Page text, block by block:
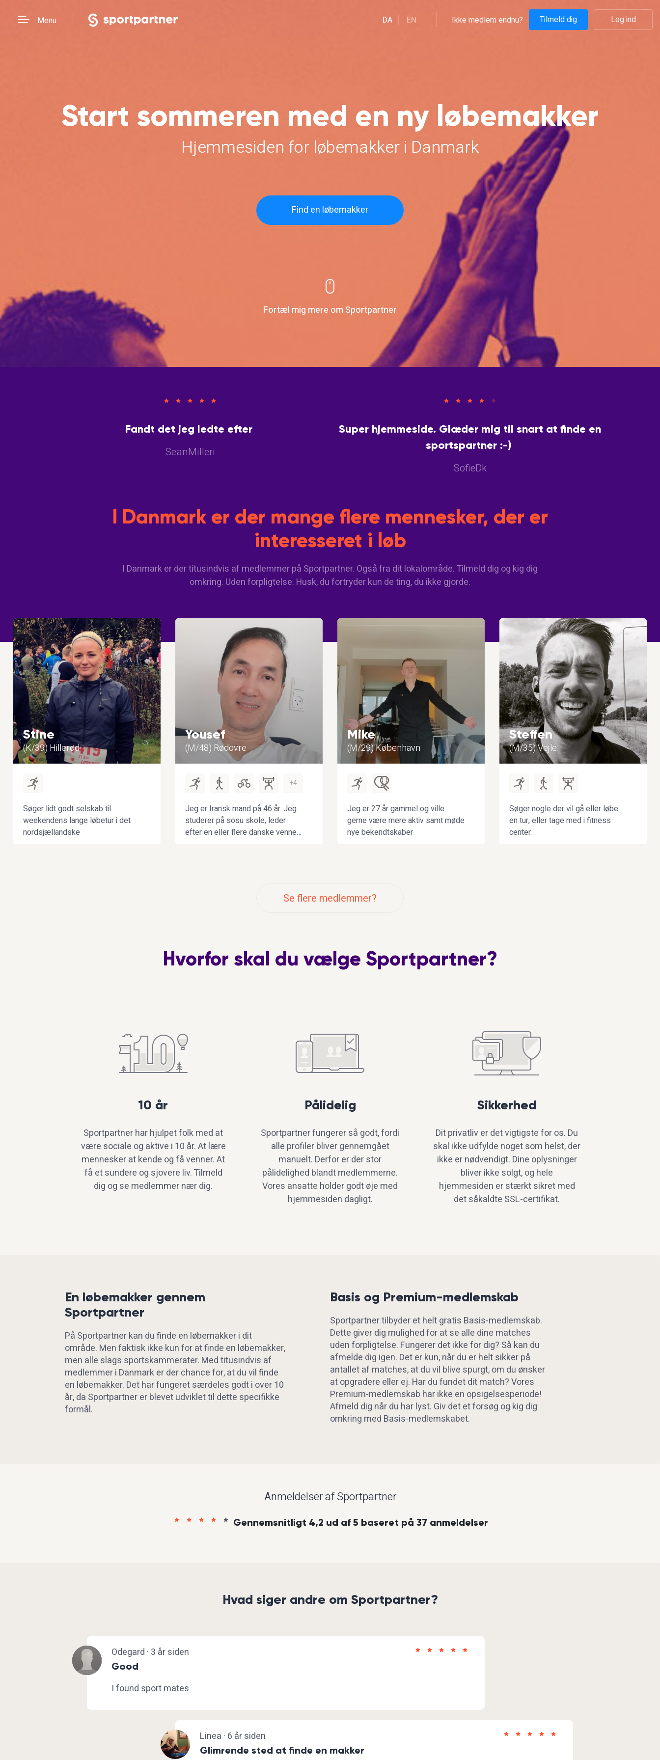
Menu DA EN Ikke medlem endnu? Tilmeld dig Log ind
Start sommeren med en ny løbemakker
Hjemmesiden for løbemakker i Danmark
Find en løbemakker
Fortæl mig mere om Sportpartner
Fandt det jeg ledte efter
SeanMilleri
Super hjemmeside. Glæder mig til snart at finde en
sportspartner :-)
SofieDk
I Danmark er der mange flere mennesker, der er
interesseret i løb
I Danmark er der titusindvis af medlemmer på Sportpartner. Også fra dit lokalområde. Tilmeld dig og kig dig
omkring. Uden forpligtelse. Husk, du fortryder kun de ting, du ikke gjorde.
Stine
(K/39) Hillerød
Søger lidt godt selskab til
weekendens lange løbetur i det
nordsjællandske
Yousef
(M/48) Rødovre
+4
Jeg er Iransk mand på 46 år. Jeg
studerer på sosu skole, leder
efter en eller flere danske venner
kan mødes i gang mellem på café
Mike
(M/29) København
Jeg er 27 år gammel og ville
gerne være mere aktiv samt møde
nye bekendtskaber
Steffen
(M/35) Vejle
Søger nogle der vil gå eller løbe
en tur, eller tage med i fitness
center.
Se flere medlemmer?
Hvorfor skal du vælge Sportpartner?
10 år
Sportpartner har hjulpet folk med at
være sociale og aktive i 10 år. At lære
mennesker at kende og få venner. At
få et sundere og sjovere liv. Tilmeld
dig og se medlemmer nær dig.
Pålidelig
Sportpartner fungerer så godt, fordi
alle profiler bliver gennemgået
manuelt. Derfor er der stor
pålidelighed blandt medlemmerne.
Vores ansatte holder godt øje med
hjemmesiden dagligt.
Sikkerhed
Dit privatliv er det vigtigste for os. Du
skal ikke udfylde noget som helst, der
ikke er nødvendigt. Dine oplysninger
bliver ikke solgt, og hele
hjemmesiden er stærkt sikret med
det såkaldte SSL-certifikat.
En løbemakker gennem
Sportpartner
På Sportpartner kan du finde en løbemakker i dit
område. Men faktisk ikke kun for at finde en løbemakker,
men alle slags sportskammerater. Med titusindvis af
medlemmer i Danmark er der chance for, at du vil finde
en løbemakker. Det har fungeret særdeles godt i over 10
år, da Sportpartner er blevet udviklet til dette specifikke
formål.
Basis og Premium-medlemskab
Sportpartner tilbyder et helt gratis Basis-medlemskab.
Dette giver dig mulighed for at se alle dine matches
uden forpligtelse. Fungerer det ikke for dig? Så kan du
afmelde dig igen. Det er kun, når du er helt sikker på
antallet af matches, at du vil blive spurgt, om du ønsker
at opgradere eller ej. Har du fundet dit match? Vores
Premium-medlemskab har ikke en opsigelsesperiode!
Afmeld dig når du har lyst. Giv det et forsøg og kig dig
omkring med Basis-medlemskabet.
Anmeldelser af Sportpartner
Gennemsnitligt 4,2 ud af 5 baseret på 37 anmeldelser
Hvad siger andre om Sportpartner?
Odegard · 3 år siden
Good
I found sport mates
Linea · 6 år siden
Glimrende sted at finde en makker